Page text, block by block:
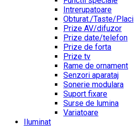
Intrerupatoare
Obturat./Taste/Placi
Prize AV/difuzor
Prize date/telefon
Prize de forta
Prize tv
Rame de ornament
Senzori aparataj
Sonerie modulara
Suport fixare
Surse de lumina
Variatoare
Iluminat